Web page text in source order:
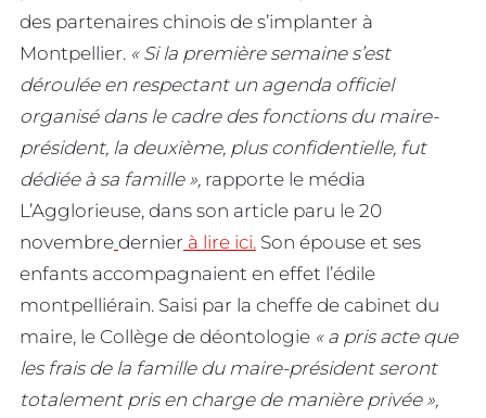
des partenaires chinois de s’implanter à
Montpellier. « Si la première semaine s’est
déroulée en respectant un agenda officiel
organisé dans le cadre des fonctions du maire-
président, la deuxième, plus confidentielle, fut
dédiée à sa famille », rapporte le média
L’Agglorieuse, dans son article paru le 20
novembre dernier à lire ici. Son épouse et ses
enfants accompagnaient en effet l’édile
montpelliérain. Saisi par la cheffe de cabinet du
maire, le Collège de déontologie « a pris acte que
les frais de la famille du maire-président seront
totalement pris en charge de manière privée »,